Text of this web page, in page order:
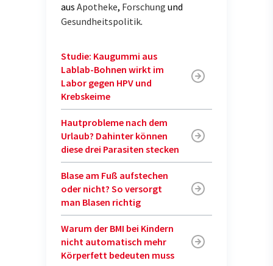
aus Apotheke, Forschung und
Gesundheitspolitik.
Studie: Kaugummi aus
Lablab-Bohnen wirkt im
Labor gegen HPV und
Krebskeime
Hautprobleme nach dem
Urlaub? Dahinter können
diese drei Parasiten stecken
Blase am Fuß aufstechen
oder nicht? So versorgt
man Blasen richtig
Warum der BMI bei Kindern
nicht automatisch mehr
Körperfett bedeuten muss